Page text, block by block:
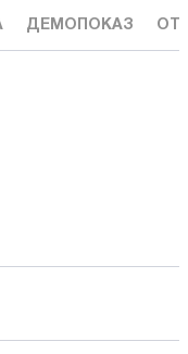
ДЕМОПОКАЗ